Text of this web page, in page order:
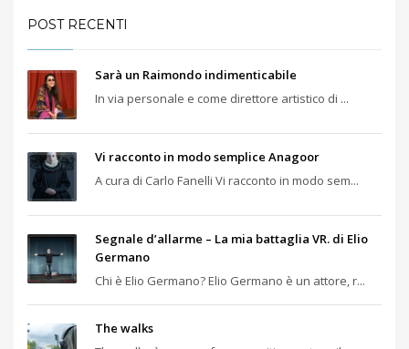
POST RECENTI
Sarà un Raimondo indimenticabile
In via personale e come direttore artistico di ...
Vi racconto in modo semplice Anagoor
A cura di Carlo Fanelli Vi racconto in modo sem...
Segnale d’allarme – La mia battaglia VR. di Elio
Germano
Chi è Elio Germano? Elio Germano è un attore, r...
The walks